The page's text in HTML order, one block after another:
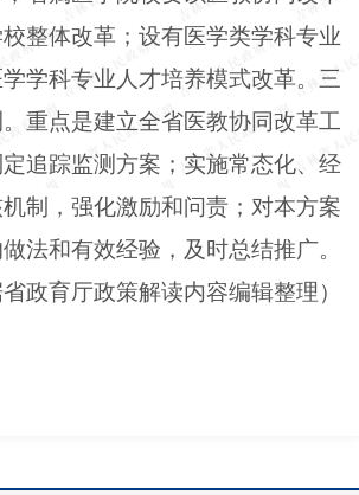
整体改革；设有医学类学科专业
学科专业人才培养模式改革。三
重点是建立全省医教协同改革工
追踪监测方案；实施常态化、经
制，强化激励和问责；对本方案
法和有效经验，及时总结推广。
省政育厅政策解读内容编辑整理）